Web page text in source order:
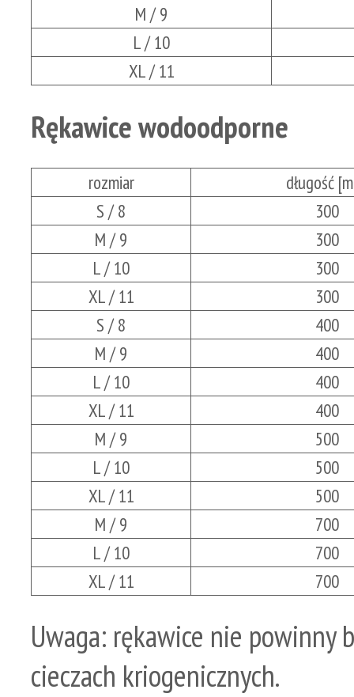
M / 9
L / 10
XL / 11
Rękawice wodoodporne
rozmiar
długość
S / 8
300
M / 9
300
L / 10
300
XL / 11
300
S / 8
400
M / 9
400
L / 10
400
XL / 11
400
M / 9
500
L / 10
500
XL / 11
500
M / 9
700
L / 10
700
XL / 11
700
Uwaga: rękawice nie powinny
cieczach kriogenicznych.